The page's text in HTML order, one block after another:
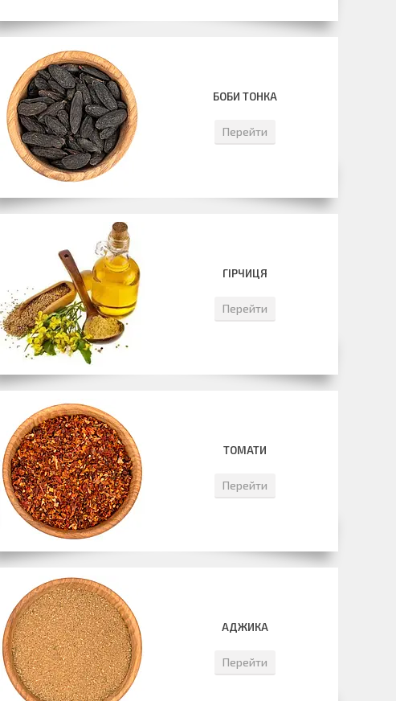
БОБИ ТОНКА
Перейти
ГІРЧИЦЯ
Перейти
ТОМАТИ
Перейти
АДЖИКА
Перейти